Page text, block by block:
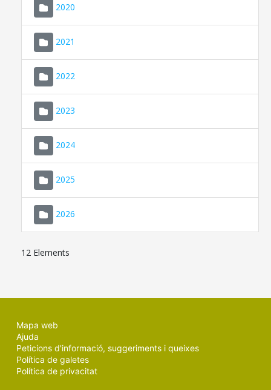
2020
2021
2022
2023
2024
2025
2026
12 Elements
Mapa web
Ajuda
Peticions d'informació, suggeriments i queixes
Política de galetes
Política de privacitat